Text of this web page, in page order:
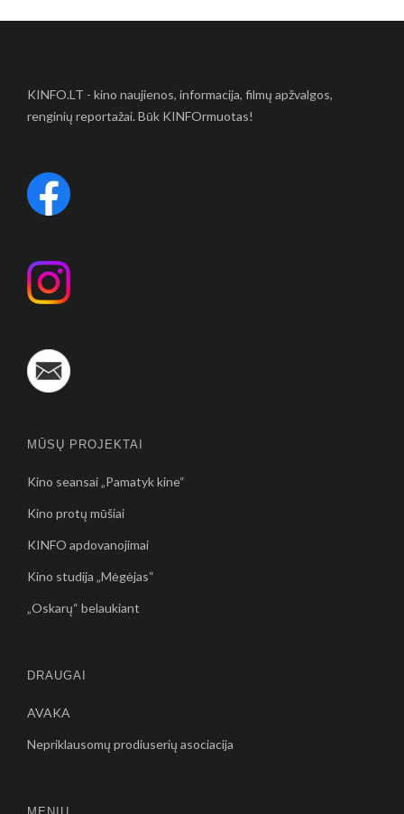
KINFO.LT - kino naujienos, informacija, filmų apžvalgos,
renginių reportažai. Būk KINFOrmuotas!
MŪSŲ PROJEKTAI
Kino seansai „Pamatyk kine“
Kino protų mūšiai
KINFO apdovanojimai
Kino studija „Mėgėjas“
„Oskarų“ belaukiant
DRAUGAI
AVAKA
Nepriklausomų prodiuserių asociacija